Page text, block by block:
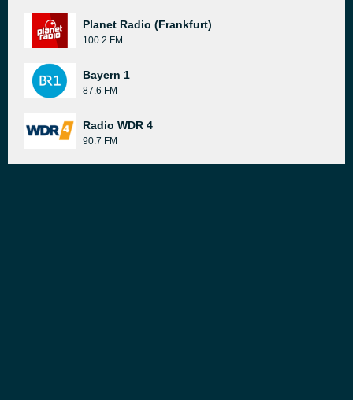
Planet Radio (Frankfurt)
100.2 FM
Bayern 1
87.6 FM
Radio WDR 4
90.7 FM